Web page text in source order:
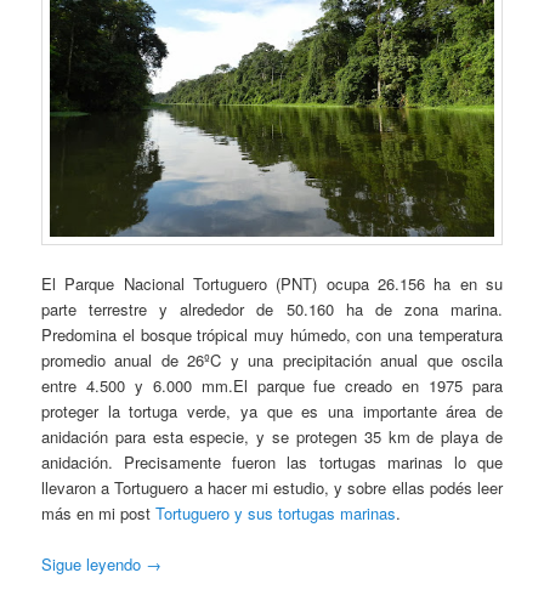
El Parque Nacional Tortuguero (PNT) ocupa 26.156 ha en su
parte terrestre y alrededor de 50.160 ha de zona marina.
Predomina el bosque trópical muy húmedo, con una temperatura
promedio anual de 26ºC y una precipitación anual que oscila
entre 4.500 y 6.000 mm.El parque fue creado en 1975 para
proteger la tortuga verde, ya que es una importante área de
anidación para esta especie, y se protegen 35 km de playa de
anidación. Precisamente fueron las tortugas marinas lo que
llevaron a Tortuguero a hacer mi estudio, y sobre ellas podés leer
más en mi postTortuguero y sus tortugas marinas.
Sigue leyendo →